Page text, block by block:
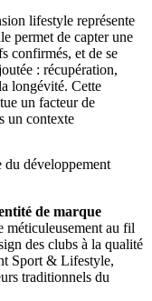
lifestyle représente
permet de capter une
confirmés, et de se
: récupération,
longévité. Cette
un facteur de
un contexte
du développement
de marque
méticuleusement au fil
des clubs à la qualité
Sport & Lifestyle,
traditionnels du